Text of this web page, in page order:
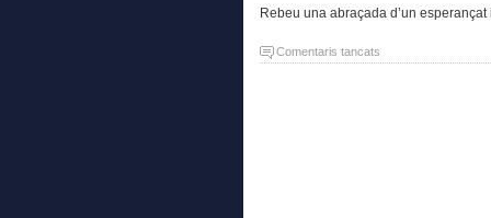
Rebeu una abraçada d’un esperançat
Comentaris tancats